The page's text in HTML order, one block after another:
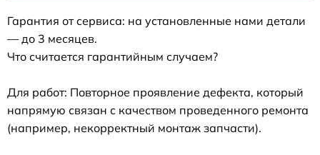
Гарантия от сервиса: на установленные нами детали
— до 3 месяцев.
Что считается гарантийным случаем?
Для работ: Повторное проявление дефекта, который
напрямую связан с качеством проведенного ремонта
(например, некорректный монтаж запчасти).